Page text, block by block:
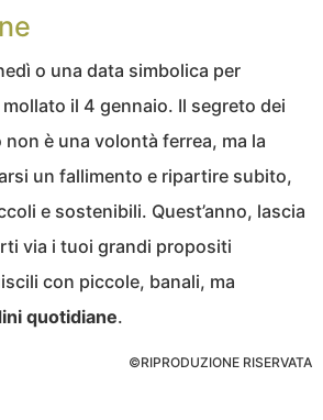
o una data simbolica per
il 4 gennaio. Il segreto dei
è una volontà ferrea, ma la
un fallimento e ripartire subito,
e sostenibili. Quest’anno, lascia
via i tuoi grandi propositi
con piccole, banali, ma
quotidiane.
©RIPRODUZIONE RISERVATA